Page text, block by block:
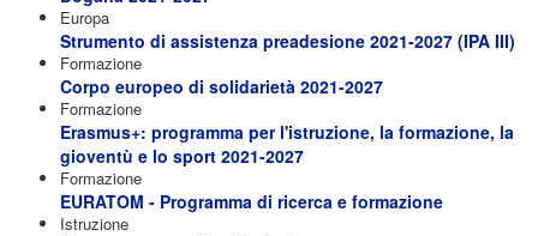
Europa
Strumento di assistenza preadesione 2021-2027 (IPA III)
Formazione
Corpo europeo di solidarietà 2021-2027
Formazione
Erasmus+: programma per l'istruzione, la formazione, la
gioventù e lo sport 2021-2027
Formazione
EURATOM - Programma di ricerca e formazione
Istruzione